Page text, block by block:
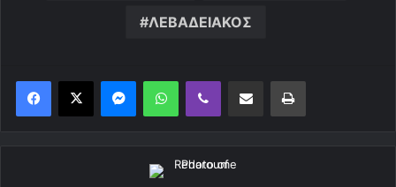
ΛΕΒΑΔΕΙΑΚΟΣ
MessengerWhatsAppViber Κοινοποίηση μέσω ηλεκτρονικού ταχυδρομείουΕκτύπωση